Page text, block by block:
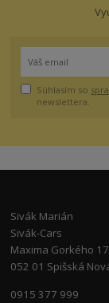
Súhlasím so
newslettera.
Sivák Marián
Sivák-Cars
Maxima Gorkého 17
052 01 Spišská
0915 377 999